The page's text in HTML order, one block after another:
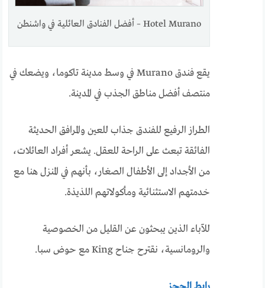
Hotel Murano – أفضل الفنادق العائلية في واشنطن
يقع فندق Murano في وسط مدينة تاكوما، ويضعك في
منتصف أفضل مناطق الجذب في المدينة.
الطراز الرفيع للفندق جذاب للعين والمرافق الحديثة
الفائقة تبعث على الراحة للعقل. يشعر أفراد العائلات،
من الأجداد إلى الأطفال الصغار، بأنهم في المنزل هنا مع
خدمتهم الاستثنائية ومأكولاتهم اللذيذة.
للآباء الذين يبحثون عن القليل من الخصوصية
والرومانسية، نقترح جناح King مع حوض سبا.